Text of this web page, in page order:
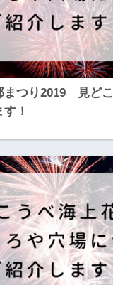
まつり2019 見ど
！